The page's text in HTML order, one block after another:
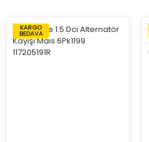
KARGO
BEDAVA